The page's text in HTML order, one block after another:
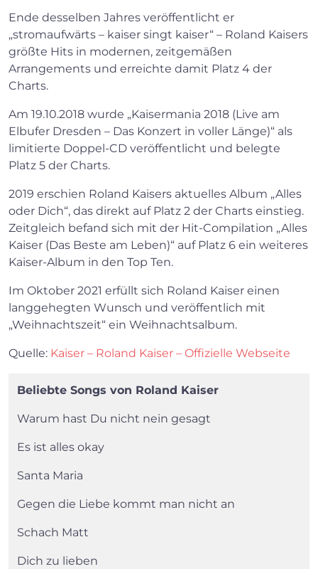
Ende desselben Jahres veröffentlicht er
„stromaufwärts – kaiser singt kaiser“ – Roland Kaisers
größte Hits in modernen, zeitgemäßen
Arrangements und erreichte damit Platz 4 der
Charts.
Am 19.10.2018 wurde „Kaisermania 2018 (Live am
Elbufer Dresden – Das Konzert in voller Länge)“ als
limitierte Doppel-CD veröffentlicht und belegte
Platz 5 der Charts.
2019 erschien Roland Kaisers aktuelles Album „Alles
oder Dich“, das direkt auf Platz 2 der Charts einstieg.
Zeitgleich befand sich mit der Hit-Compilation „Alles
Kaiser (Das Beste am Leben)“ auf Platz 6 ein weiteres
Kaiser-Album in den Top Ten.
Im Oktober 2021 erfüllt sich Roland Kaiser einen
langgehegten Wunsch und veröffentlich mit
„Weihnachtszeit“ ein Weihnachtsalbum.
Quelle: Kaiser – Roland Kaiser – Offizielle Webseite
Beliebte Songs von Roland Kaiser
Warum hast Du nicht nein gesagt
Es ist alles okay
Santa Maria
Gegen die Liebe kommt man nicht an
Schach Matt
Dich zu lieben
×